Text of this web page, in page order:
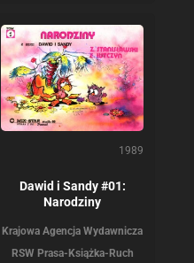
1989
Dawid i Sandy #01:
Narodziny
Krajowa Agencja Wydawnicza
RSW Prasa-Książka-Ruch